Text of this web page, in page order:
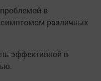
в
различных
эффективной в